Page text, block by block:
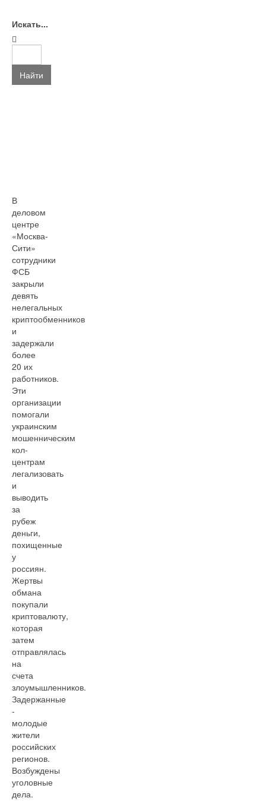
Искать...
Найти
В
деловом
центре
«Москва-
Сити»
сотрудники
ФСБ
закрыли
девять
нелегальных
криптообменников
и
задержали
более
20 их
работников.
Эти
организации
помогали
украинским
мошенническим
кол-
центрам
легализовать
и
выводить
за
рубеж
деньги,
похищенные
у
россиян.
Жертвы
обмана
покупали
криптовалюту,
которая
затем
отправлялась
на
счета
злоумышленников.
Задержанные
-
молодые
жители
российских
регионов.
Возбуждены
уголовные
дела.